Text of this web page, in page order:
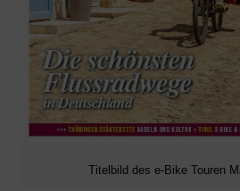
Titelbild des e-Bike Touren